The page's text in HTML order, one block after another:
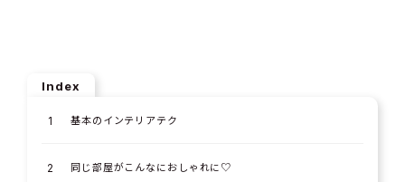
Index
基本のインテリアテク
同じ部屋がこんなにおしゃれに♡